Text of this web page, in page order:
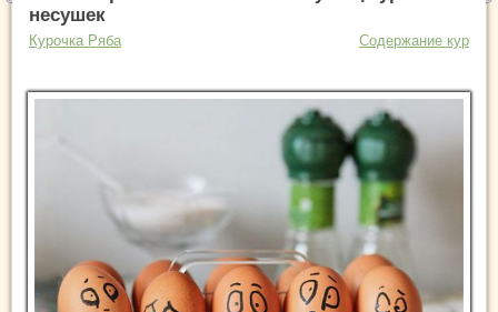
несушек
Курочка Ряба Содержание кур